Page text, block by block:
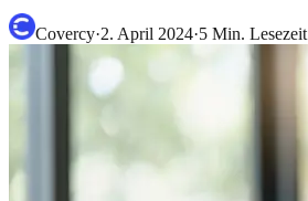
Covercy·2. April 2024·5 Min. Lesezeit